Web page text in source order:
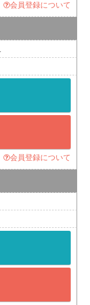
会員登録について
会員登録について